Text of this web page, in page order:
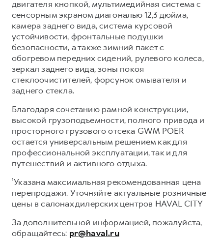
двигателя кнопкой, мультимедийная система с
сенсорным экраном диагональю 12,3 дюйма,
камера заднего вида, система курсовой
устойчивости, фронтальные подушки
безопасности, а также зимний пакет с
обогревом передних сидений, рулевого колеса,
зеркал заднего вида, зоны покоя
стеклоочистителей, форсунок омывателя и
заднего стекла.
Благодаря сочетанию рамной конструкции,
высокой грузоподъемности, полного привода и
просторного грузового отсека GWM POER
остается универсальным решением как для
профессиональной эксплуатации, так и для
путешествий и активного отдыха.
¹Указана максимальная рекомендованная цена
перепродажи. Уточняйте актуальные розничные
цены в салонах дилерских центров HAVAL CITY
За дополнительной информацией, пожалуйста,
обращайтесь: pr@haval.ru